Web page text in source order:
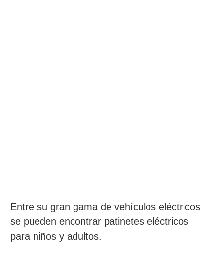
Entre su gran gama de vehículos eléctricos
se pueden encontrar patinetes eléctricos
para niños y adultos.